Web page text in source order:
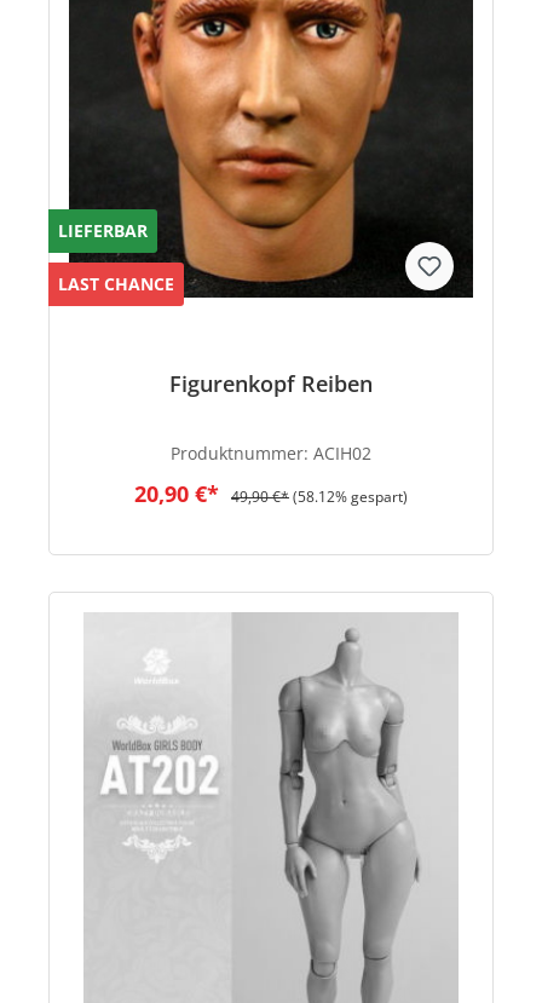
LIEFERBAR
LAST CHANCE
Figurenkopf Reiben
Produktnummer: ACIH02
20,90 €* 49,90 €*(58.12% gespart)